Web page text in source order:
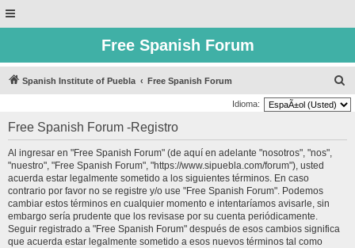
Free Spanish Forum
Spanish Institute of Puebla Free Spanish Forum
u
Idioma:
Free Spanish Forum -Registro
Al ingresar en "Free Spanish Forum" (de aquí en adelante "nosotros", "nos",
"nuestro", "Free Spanish Forum", "https://www.sipuebla.com/forum"), usted
acuerda estar legalmente sometido a los siguientes términos. En caso
contrario por favor no se registre y/o use "Free Spanish Forum". Podemos
cambiar estos términos en cualquier momento e intentaríamos avisarle, sin
embargo sería prudente que los revisase por su cuenta periódicamente.
Seguir registrado a "Free Spanish Forum" después de esos cambios significa
que acuerda estar legalmente sometido a esos nuevos términos tal como